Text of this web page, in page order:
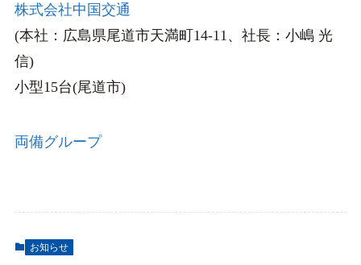
株式会社中国交通
(本社：広島県尾道市天満町14-11、社長：小嶋 光
信)
小型15台(尾道市)
両備グループ
お知らせ